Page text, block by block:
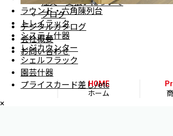
注文・支払いについて
ブログ
デジタルカタログ
会社概要
お問い合わせ
HOME
ホーム
ラウンド・六角陳列台
トレイラック
システム什器
レジカウンター
シェルフラック
園芸什器
プライスカード差し/etc
×